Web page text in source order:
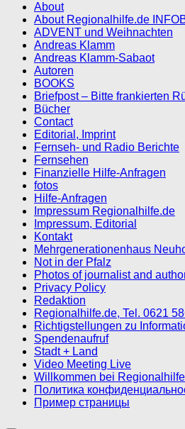
About
About Regionalhilfe.de
ADVENT und Weihnachten
Andreas Klamm
Andreas Klamm-Sabaot
Autoren
BOOKS
Briefpost – Bitte frankierten
Bücher
Contact
Editorial, Imprint
Fernseh- und Radio Berichte
Fernsehen
Finanzielle Hilfe-Anfragen
fotos
Hilfe-Anfragen
Impressum Regionalhilfe.de
Impressum, Editorial
Kontakt
Mehrgenerationenhaus
Not in der Pfalz
Photos of journalist and
Privacy Policy
Redaktion
Regionalhilfe.de, Tel. 0621
Richtigstellungen zu
Spendenaufruf
Stadt + Land
Video Meeting Live
Willkommen bei
Политика
Пример страницы